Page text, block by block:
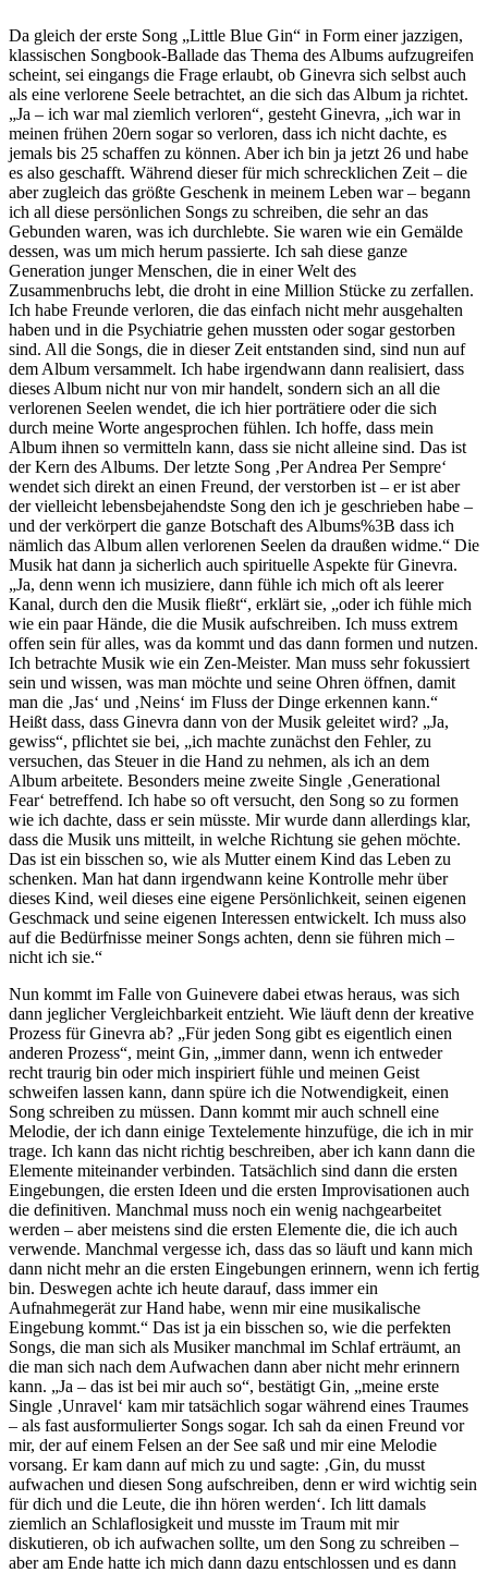
Da gleich der erste Song „Little Blue Gin“ in Form einer jazzigen,
klassischen Songbook-Ballade das Thema des Albums aufzugreifen
scheint, sei eingangs die Frage erlaubt, ob Ginevra sich selbst auch
als eine verlorene Seele betrachtet, an die sich das Album ja richtet.
„Ja – ich war mal ziemlich verloren“, gesteht Ginevra, „ich war in
meinen frühen 20ern sogar so verloren, dass ich nicht dachte, es
jemals bis 25 schaffen zu können. Aber ich bin ja jetzt 26 und habe
es also geschafft. Während dieser für mich schrecklichen Zeit – die
aber zugleich das größte Geschenk in meinem Leben war – begann
ich all diese persönlichen Songs zu schreiben, die sehr an das
Gebunden waren, was ich durchlebte. Sie waren wie ein Gemälde
dessen, was um mich herum passierte. Ich sah diese ganze
Generation junger Menschen, die in einer Welt des
Zusammenbruchs lebt, die droht in eine Million Stücke zu zerfallen.
Ich habe Freunde verloren, die das einfach nicht mehr ausgehalten
haben und in die Psychiatrie gehen mussten oder sogar gestorben
sind. All die Songs, die in dieser Zeit entstanden sind, sind nun auf
dem Album versammelt. Ich habe irgendwann dann realisiert, dass
dieses Album nicht nur von mir handelt, sondern sich an all die
verlorenen Seelen wendet, die ich hier porträtiere oder die sich
durch meine Worte angesprochen fühlen. Ich hoffe, dass mein
Album ihnen so vermitteln kann, dass sie nicht alleine sind. Das ist
der Kern des Albums. Der letzte Song ‚Per Andrea Per Sempre‘
wendet sich direkt an einen Freund, der verstorben ist – er ist aber
der vielleicht lebensbejahendste Song den ich je geschrieben habe –
und der verkörpert die ganze Botschaft des Albums%3B dass ich
nämlich das Album allen verlorenen Seelen da draußen widme.“ Die
Musik hat dann ja sicherlich auch spirituelle Aspekte für Ginevra.
„Ja, denn wenn ich musiziere, dann fühle ich mich oft als leerer
Kanal, durch den die Musik fließt“, erklärt sie, „oder ich fühle mich
wie ein paar Hände, die die Musik aufschreiben. Ich muss extrem
offen sein für alles, was da kommt und das dann formen und nutzen.
Ich betrachte Musik wie ein Zen-Meister. Man muss sehr fokussiert
sein und wissen, was man möchte und seine Ohren öffnen, damit
man die ‚Jas‘ und ‚Neins‘ im Fluss der Dinge erkennen kann.“
Heißt dass, dass Ginevra dann von der Musik geleitet wird? „Ja,
gewiss“, pflichtet sie bei, „ich machte zunächst den Fehler, zu
versuchen, das Steuer in die Hand zu nehmen, als ich an dem
Album arbeitete. Besonders meine zweite Single ‚Generational
Fear‘ betreffend. Ich habe so oft versucht, den Song so zu formen
wie ich dachte, dass er sein müsste. Mir wurde dann allerdings klar,
dass die Musik uns mitteilt, in welche Richtung sie gehen möchte.
Das ist ein bisschen so, wie als Mutter einem Kind das Leben zu
schenken. Man hat dann irgendwann keine Kontrolle mehr über
dieses Kind, weil dieses eine eigene Persönlichkeit, seinen eigenen
Geschmack und seine eigenen Interessen entwickelt. Ich muss also
auf die Bedürfnisse meiner Songs achten, denn sie führen mich –
nicht ich sie.“
Nun kommt im Falle von Guinevere dabei etwas heraus, was sich
dann jeglicher Vergleichbarkeit entzieht. Wie läuft denn der kreative
Prozess für Ginevra ab? „Für jeden Song gibt es eigentlich einen
anderen Prozess“, meint Gin, „immer dann, wenn ich entweder
recht traurig bin oder mich inspiriert fühle und meinen Geist
schweifen lassen kann, dann spüre ich die Notwendigkeit, einen
Song schreiben zu müssen. Dann kommt mir auch schnell eine
Melodie, der ich dann einige Textelemente hinzufüge, die ich in mir
trage. Ich kann das nicht richtig beschreiben, aber ich kann dann die
Elemente miteinander verbinden. Tatsächlich sind dann die ersten
Eingebungen, die ersten Ideen und die ersten Improvisationen auch
die definitiven. Manchmal muss noch ein wenig nachgearbeitet
werden – aber meistens sind die ersten Elemente die, die ich auch
verwende. Manchmal vergesse ich, dass das so läuft und kann mich
dann nicht mehr an die ersten Eingebungen erinnern, wenn ich fertig
bin. Deswegen achte ich heute darauf, dass immer ein
Aufnahmegerät zur Hand habe, wenn mir eine musikalische
Eingebung kommt.“ Das ist ja ein bisschen so, wie die perfekten
Songs, die man sich als Musiker manchmal im Schlaf erträumt, an
die man sich nach dem Aufwachen dann aber nicht mehr erinnern
kann. „Ja – das ist bei mir auch so“, bestätigt Gin, „meine erste
Single ‚Unravel‘ kam mir tatsächlich sogar während eines Traumes
– als fast ausformulierter Songs sogar. Ich sah da einen Freund vor
mir, der auf einem Felsen an der See saß und mir eine Melodie
vorsang. Er kam dann auf mich zu und sagte: ‚Gin, du musst
aufwachen und diesen Song aufschreiben, denn er wird wichtig sein
für dich und die Leute, die ihn hören werden‘. Ich litt damals
ziemlich an Schlaflosigkeit und musste im Traum mit mir
diskutieren, ob ich aufwachen sollte, um den Song zu schreiben –
aber am Ende hatte ich mich dann dazu entschlossen und es dann